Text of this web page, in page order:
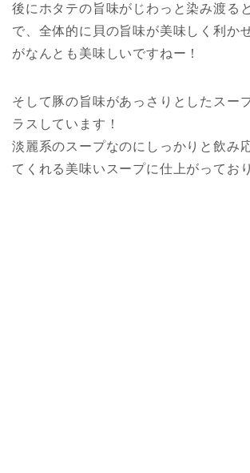
後にホタテの旨味がじわっと染み渡る
で、全体的に貝の旨味が美味しく利か
がなんとも美味しいですねー！
そして豚の旨味があっさりとしたスー
ラスしています！
淡麗系のスープなのにしっかりと飲み
てくれる美味いスープに仕上がってお